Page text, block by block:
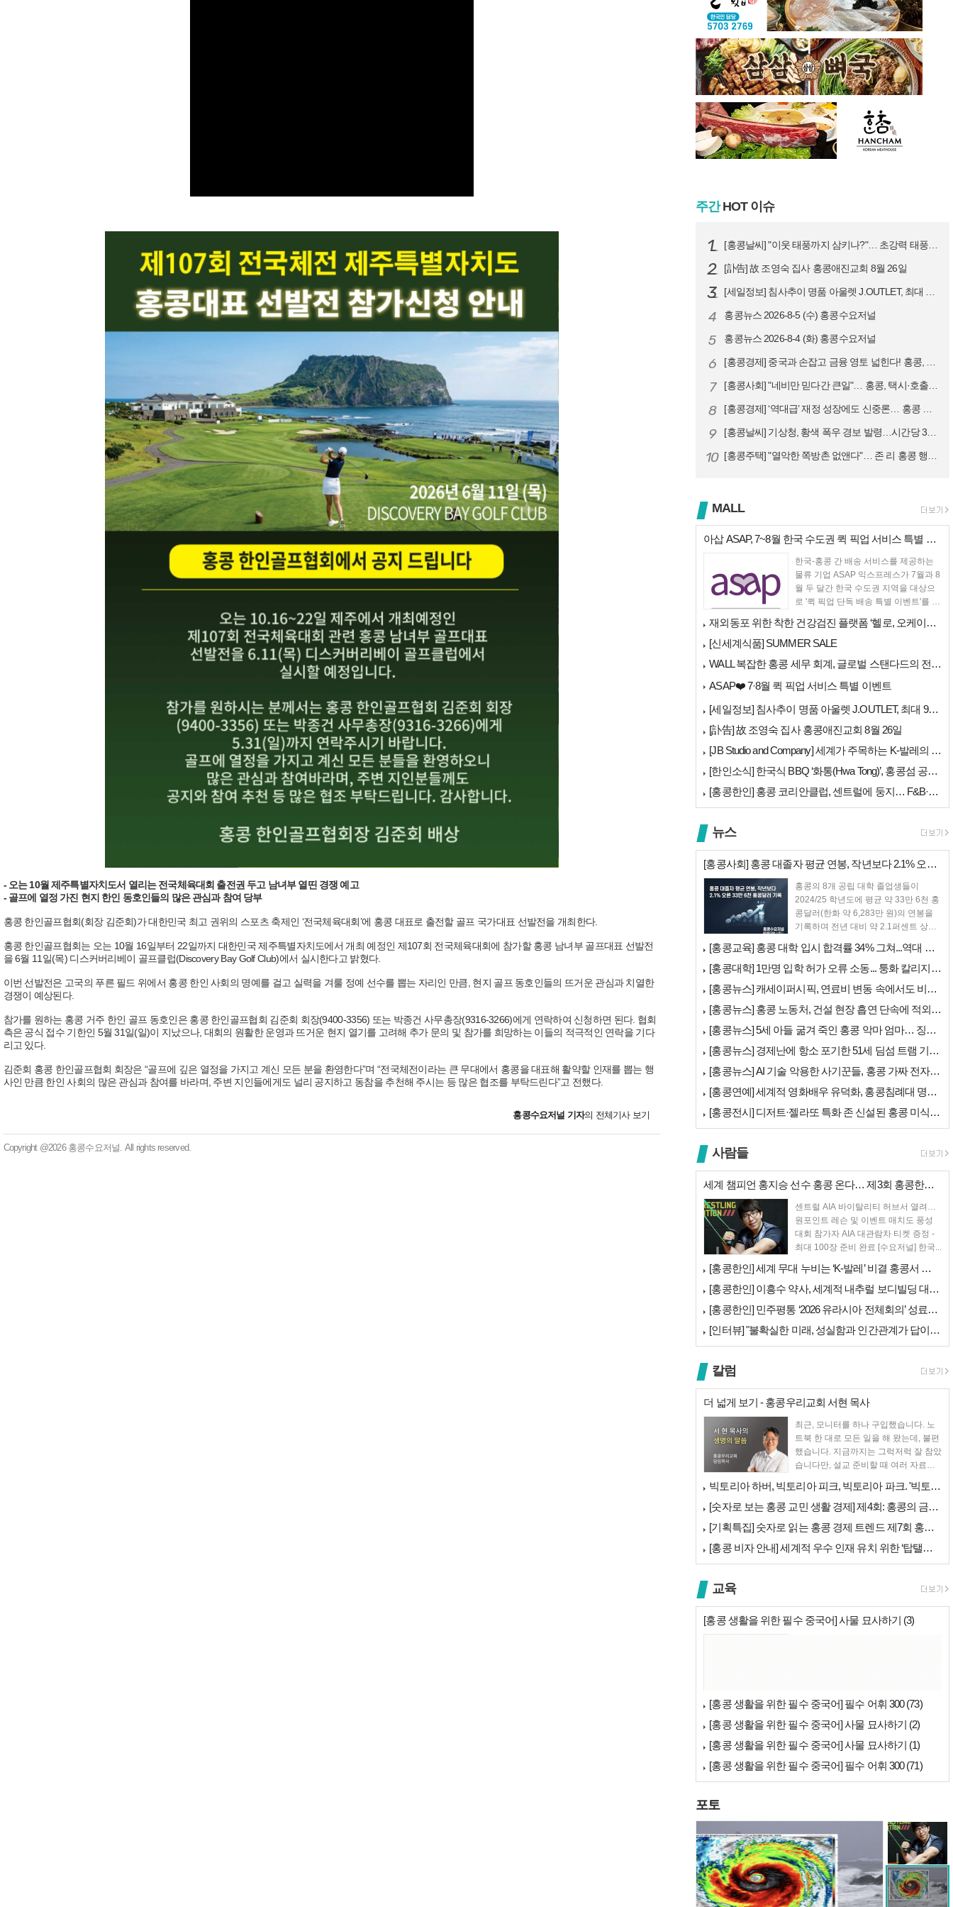
- 오는 10월 제주특별자치도서 열리는 전국체육대회 출전권 두고 남녀부 열띤 경쟁 예고
- 골프에 열정 가진 현지 한인 동호인들의 많은 관심과 참여 당부
홍콩 한인골프협회(회장 김준회)가 대한민국 최고 권위의 스포츠 축제인 ‘전국체육대회’에 홍콩 대표로 출전할 골프 국가대표 선발전을 개최한다.
홍콩 한인골프협회는 오는 10월 16일부터 22일까지 대한민국 제주특별자치도에서 개최 예정인 제107회 전국체육대회에 참가할 홍콩 남녀부 골프대표 선발전
을 6월 11일(목) 디스커버리베이 골프클럽(Discovery Bay Golf Club)에서 실시한다고 밝혔다.
이번 선발전은 고국의 푸른 필드 위에서 홍콩 한인 사회의 명예를 걸고 실력을 겨룰 정예 선수를 뽑는 자리인 만큼, 현지 골프 동호인들의 뜨거운 관심과 치열한
경쟁이 예상된다.
참가를 원하는 홍콩 거주 한인 골프 동호인은 홍콩 한인골프협회 김준회 회장(9400-3356) 또는 박종건 사무총장(9316-3266)에게 연락하여 신청하면 된다. 협회
측은 공식 접수 기한인 5월 31일(일)이 지났으나, 대회의 원활한 운영과 뜨거운 현지 열기를 고려해 추가 문의 및 참가를 희망하는 이들의 적극적인 연락을 기다
리고 있다.
김준회 홍콩 한인골프협회 회장은 “골프에 깊은 열정을 가지고 계신 모든 분을 환영한다”며 “전국체전이라는 큰 무대에서 홍콩을 대표해 활약할 인재를 뽑는 행
사인 만큼 한인 사회의 많은 관심과 참여를 바라며, 주변 지인들에게도 널리 공지하고 동참을 추천해 주시는 등 많은 협조를 부탁드린다”고 전했다.
홍콩수요저널 기자의 전체기사 보기
Copyright @2026 홍콩수요저널. All rights reserved.
주간HOT 이슈
[홍콩날씨] "이웃 태풍까지 삼키나?"… 초강력 태풍 '돌핀' 세력 재확…
[訃告] 故 조영숙 집사 홍콩애진교회 8월 26일
[세일정보] 침사추이 명품 아울렛 J.OUTLET, 최대 90% 빅 세일…
4 홍콩뉴스 2026-8-5 (수) 홍콩수요저널
5 홍콩뉴스 2026-8-4 (화) 홍콩수요저널
6 [홍콩경제] 중국과 손잡고 금융 영토 넓힌다! 홍콩, 10대 신규 정책 …
7 [홍콩사회] "네비만 믿다간 큰일"… 홍콩, 택시·호출차 통합 시험 도입…
8 [홍콩경제] ‘역대급’ 재정 성장에도 신중론… 홍콩 GDP 전망 상향 속…
9 [홍콩날씨] 기상청, 황색 폭우 경보 발령…시간당 30mm 이상 강우 예…
10 [홍콩주택] "열악한 쪽방촌 없앤다"… 존 리 홍콩 행정장관, 4년 내 …
MALL
아삽 ASAP, 7~8월 한국 수도권 퀵 픽업 서비스 특별 프로모션 실시
한국-홍콩 간 배송 서비스를 제공하는
물류 기업 ASAP 익스프레스가 7월과 8
월 두 달간 한국 수도권 지역을 대상으
로 '퀵 픽업 단독 배송 특별 이벤트'를 진
재외동포 위한 착한 건강검진 플랫폼 ‘헬로, 오케이검진’ 서비스 개시
[신세계식품] SUMMER SALE
WALL 복잡한 홍콩 세무 회계, 글로벌 스탠다드의 전문가들이 답을 드립…
ASAP❤️ 7·8월 퀵 픽업 서비스 특별 이벤트
[세일정보] 침사추이 명품 아울렛 J.OUTLET, 최대 90% 빅 세일…
[訃告] 故 조영숙 집사 홍콩애진교회 8월 26일
[JB Studio and Company] 세계가 주목하는 K-발레의 비…
[한인소식] 한국식 BBQ ‘화통(Hwa Tong)’, 홍콩섬 공략 본격…
[홍콩한인] 홍콩 코리안클럽, 센트럴에 둥지… F&B·아트갤러리 명칭 공…
뉴스
[홍콩사회] 홍콩 대졸자 평균 연봉, 작년보다 2.1% 오른 33만 6천…
홍콩의 8개 공립 대학 졸업생들이
2024/25 학년도에 평균 약 33만 6천 홍
콩달러(한화 약 6,283만 원)의 연봉을
기록하며 전년 대비 약 2.1퍼센트 상승
[홍콩교육] 홍콩 대학 입시 합격률 34% 그쳐...역대 최저
[홍콩대학] 1만명 입학 허가 오류 소동... 퉁화 칼리지 공식 사과
[홍콩뉴스] 캐세이퍼시픽, 연료비 변동 속에서도 비용 절감 위한 감편 계…
[홍콩뉴스] 홍콩 노동처, 건설 현장 흡연 단속에 적외선 드론 투입 검토
[홍콩뉴스] 5세 아들 굶겨 죽인 홍콩 악마 엄마… 징역 22년 중형 선…
[홍콩뉴스] 경제난에 항소 포기한 51세 딤섬 트램 기사, 3세 여아 치…
[홍콩뉴스] AI 기술 악용한 사기꾼들, 홍콩 가짜 전자 비자 사이트 극…
[홍콩연예] 세계적 영화배우 유덕화, 홍콩침례대 명예 박사 학위 받는다
[홍콩전시] 디저트·젤라또 특화 존 신설된 홍콩 미식 박람회 다음주 개막
사람들
세계 챔피언 홍지승 선수 홍콩 온다… 제3회 홍콩한인팔씨름대회 9월 12…
센트럴 AIA 바이탈리티 허브서 열려…
원포인트 레슨 및 이벤트 매치도 풍성
대회 참가자 AIA 대관람차 티켓 증정 -
최대 100장 준비 완료 [수요저널] 한국...
[홍콩한인] 세계 무대 누비는 ‘K-발레’ 비결 홍콩서 연다… 정발레스튜…
[홍콩한인] 이흥수 약사, 세계적 내추럴 보디빌딩 대회 WNBF 홍콩서 …
[홍콩한인] 민주평통 ‘2026 유라시아 전체회의’ 성료… 이재명 대통령…
[인터뷰] "불확실한 미래, 성실함과 인간관계가 답이다"… 최강욱 한은 …
칼럼
더 넓게 보기 - 홍콩우리교회 서현 목사
최근, 모니터를 하나 구입했습니다. 노
트북 한 대로 모든 일을 해 왔는데, 불편
했습니다. 지금까지는 그럭저럭 잘 참았
습니다만, 설교 준비할 때 여러 자료를
빅토리아 하버, 빅토리아 피크, 빅토리아 파크. '빅토리아’의 이름은 어…
[숫자로 보는 홍콩 교민 생활 경제] 제4회: 홍콩의 금융 — 지표 및 …
[기획특집] 숫자로 읽는 홍콩 경제 트렌드 제7회 홍콩 문화·창의 산업…
[홍콩 비자 안내] 세계적 우수 인재 유치 위한 ‘탑탤런트 비자(TTPS…
교육
[홍콩 생활을 위한 필수 중국어] 사물 묘사하기 (3)
푸통화 광동어
[홍콩 생활을 위한 필수 중국어] 필수 어휘 300 (73)
[홍콩 생활을 위한 필수 중국어] 사물 묘사하기 (2)
[홍콩 생활을 위한 필수 중국어] 사물 묘사하기 (1)
[홍콩 생활을 위한 필수 중국어] 필수 어휘 300 (71)
포토
[홍콩뉴스] 몽콕 …
세계 챔피언 홍지승…